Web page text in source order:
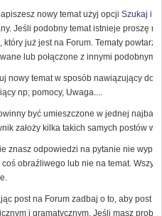
nowy temat użyj opcji Szukaj i
Jeśli podobny temat istnieje proszę
który już jest na Forum. Tematy
lub połączone z innymi podobnymi
nowy temat w sposób nawiązujący do
np; pomocy, Uwaga....
być umieszczone w jednej
założy kilka takich samych postów
znasz odpowiedzi na pytanie nie
obraźliwego lub nie na temat.
post na Forum zadbaj o to, aby post
i gramatycznym. Jeśli masz